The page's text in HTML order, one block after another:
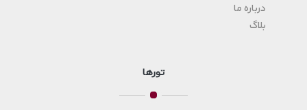
درباره ما
بلاگ
تورها